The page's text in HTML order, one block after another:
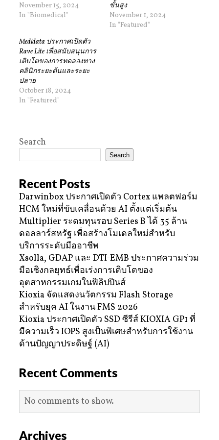
November 15, 2024
In "Biomedical"
ขั้นสูง
November 1, 2024
In "Featured"
Medidata ประกาศเปิดตัว
Rave Lite เพื่อสนับสนุนการ
เติบโตของการทดลองทาง
คลินิกระยะต้นและระยะ
ปลาย
October 18, 2024
In "Featured"
Search
Search
Recent Posts
Darwinbox ประกาศเปิดตัว Cortex แพลตฟอร์ม
HCM ใหม่ที่ขับเคลื่อนด้วย AI ตั้งแต่เริ่มต้น
Multiplier ระดมทุนรอบ Series B ได้ 35 ล้าน
ดอลลาร์สหรัฐ เพื่อสร้างโมเดลใหม่สำหรับ
บริการระดับมืออาชีพ
Xsolla, GDAP และ DTI-EMB ประกาศความร่วม
มือเชิงกลยุทธ์เพื่อเร่งการเติบโตของ
อุตสาหกรรมเกมในฟิลิปปินส์
Kioxia จัดแสดงนวัตกรรม Flash Storage
สำหรับยุค AI ในงาน FMS 2026
Kioxia ประกาศเปิดตัว SSD ซีรีส์ KIOXIA GP1 ที่
มีความเร็ว IOPS สูงเป็นพิเศษสำหรับการใช้งาน
ด้านปัญญาประดิษฐ์ (AI)
Recent Comments
No comments to show.
Archives